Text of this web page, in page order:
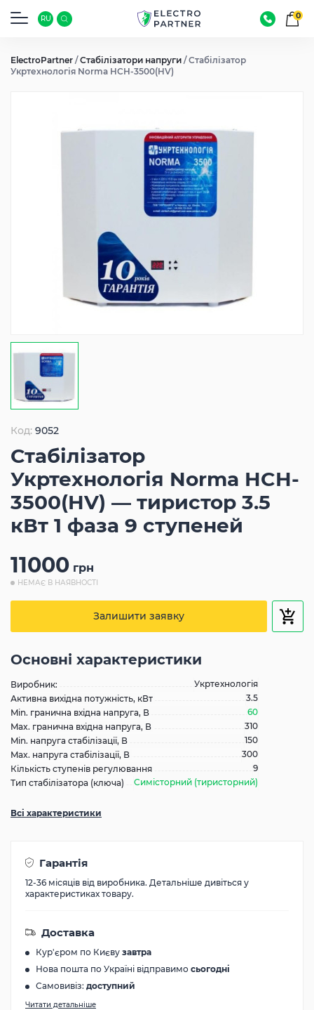
RU 0
ElectroPartner /Стабілізатори напруги /Стабілізатор
Укртехнологія Norma HCH-3500(HV)
Код: 9052
Стабілізатор
Укртехнологія Norma HCH-
3500(HV) — тиристор 3.5
кВт 1 фаза 9 ступеней
11000 грн
НЕМАЄ В НАЯВНОСТІ
Залишити заявку
Основні характеристики
Виробник:
Укртехнологія
Активна вихідна потужність, кВт
3.5
Min. гранична вхідна напруга, В
60
Max. гранична вхідна напруга, В
310
Min. напруга стабілізації, В
150
Max. напруга стабілізації, В
300
Кількість ступенів регулювання
9
Тип стабілізатора (ключа)
Симісторний (тиристорний)
Всі характеристики
Гарантія
12-36 місяців від виробника. Детальніше дивіться у
характеристиках товару.
Доставка
Кур'єром по Києву завтра
Нова пошта по Україні відправимо сьогодні
Самовивіз: доступний
Читати детальніше